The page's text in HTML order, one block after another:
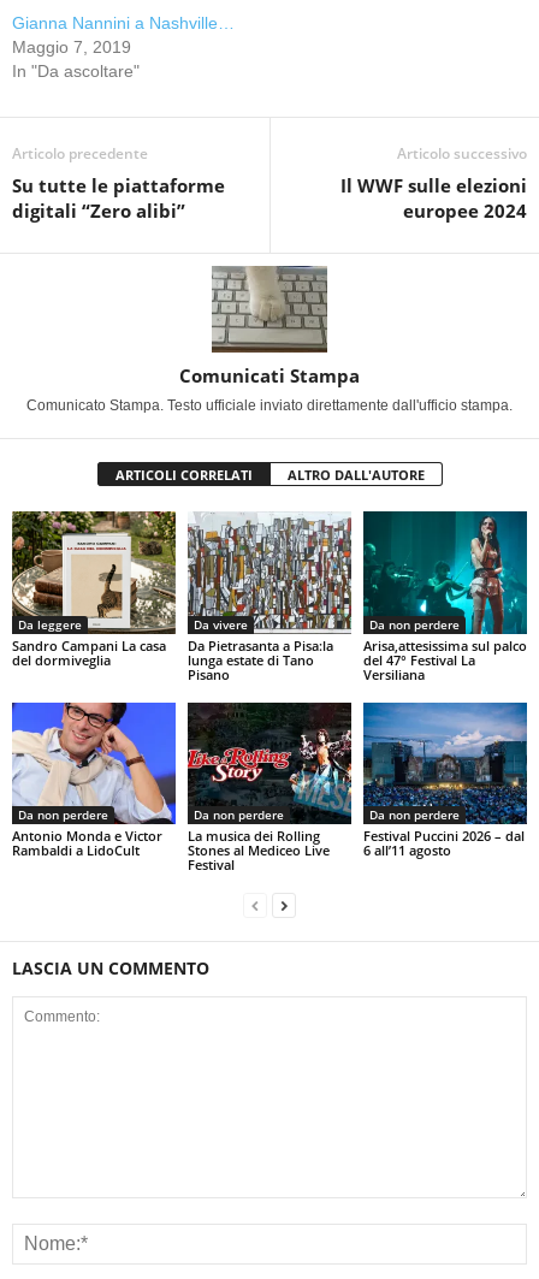
Gianna Nannini a Nashville…
Maggio 7, 2019
In "Da ascoltare"
Articolo precedente
Su tutte le piattaforme
digitali “Zero alibi”
Articolo successivo
Il WWF sulle elezioni
europee 2024
Comunicati Stampa
Comunicato Stampa. Testo ufficiale inviato direttamente dall'ufficio stampa.
ARTICOLI CORRELATI ALTRO DALL'AUTORE
Da leggere
Sandro Campani La casa
del dormiveglia
Da vivere
Da Pietrasanta a Pisa:la
lunga estate di Tano
Pisano
Da non perdere
Arisa,attesissima sul palco
del 47° Festival La
Versiliana
Da non perdere
Antonio Monda e Victor
Rambaldi a LidoCult
Da non perdere
La musica dei Rolling
Stones al Mediceo Live
Festival
Da non perdere
Festival Puccini 2026 – dal
6 all’11 agosto
LASCIA UN COMMENTO